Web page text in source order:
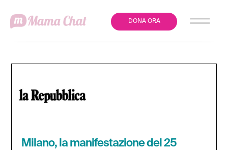
DONA ORA
Milano, la manifestazione del 25